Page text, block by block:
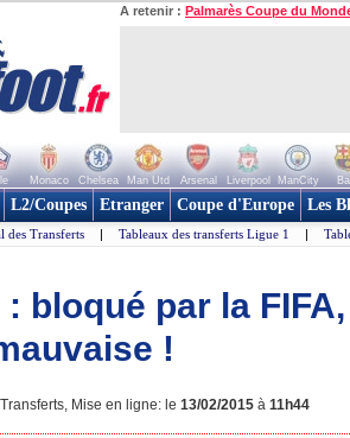
A retenir : Palmarès Coupe du
Monaco Chelsea Man Utd Arsenal Liverpool ManCity
L2/Coupes Etranger Coupe d'Europe Les
des Transferts | Tableaux des transferts Ligue 1 |
: bloqué par la
!
Mise en ligne: le 13/02/2015 à 11h44